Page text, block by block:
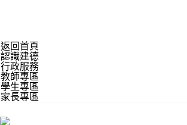
返回首頁
認識建德
行政服務
教師專區
學生專區
家長專區